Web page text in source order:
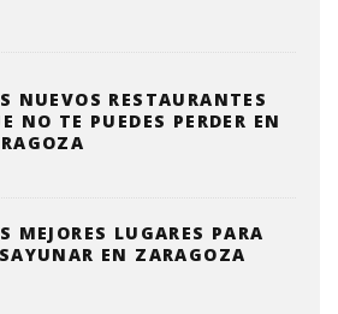
NUEVOS RESTAURANTES
NO TE PUEDES PERDER EN
MEJORES LUGARES PARA
EN ZARAGOZA